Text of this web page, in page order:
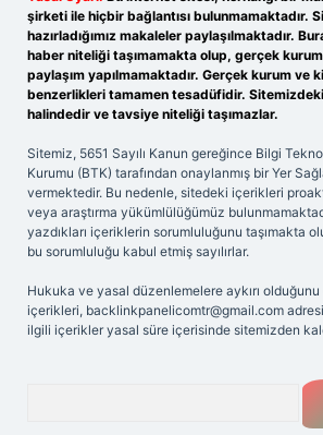
şirketi ile hiçbir bağlantısı bulunmamaktadır.
hazırladığımız makaleler paylaşılmaktadır.
haber niteliği taşımamakta olup, gerçek
paylaşım yapılmamaktadır. Gerçek kurum ve
benzerlikleri tamamen tesadüfidir.
halindedir ve tavsiye niteliği taşımazlar.
Sitemiz, 5651 Sayılı Kanun gereğince Bilgi
Kurumu (BTK) tarafından onaylanmış bir Yer
vermektedir. Bu nedenle, sitedeki içerikleri
veya araştırma yükümlülüğümüz
yazdıkları içeriklerin sorumluluğunu taşımakta
bu sorumluluğu kabul etmiş sayılırlar.
Hukuka ve yasal düzenlemelere aykırı
içerikleri, backlinkpanelicomtr@gmail.com
ilgili içerikler yasal süre içerisinde sitemizden